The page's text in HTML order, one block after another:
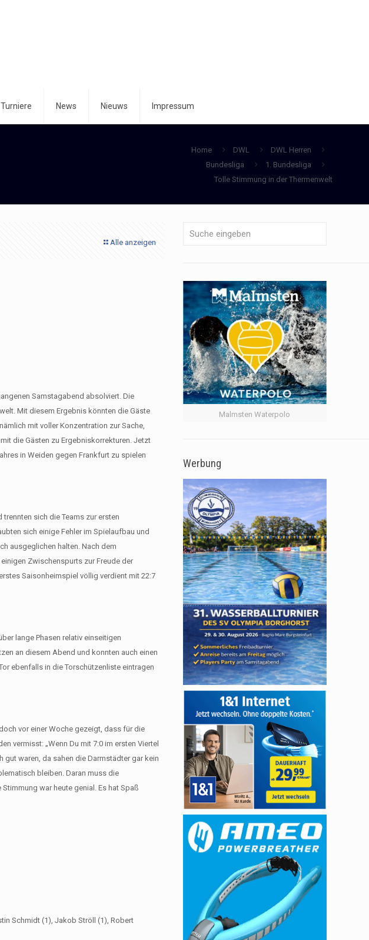
Turniere News Nieuws Impressum
Home DWL
DWL Herren
Bundesliga
1. Bundesliga
Tolle Stimmung in der Thermenwelt
Alle anzeigen
Samstagabend absolviert. Die
Mit diesem Ergebnis könnten die Gäste
mit voller Konzentration zur Sache,
die Gästen zu Ergebniskorrekturen. Jetzt
in Weiden gegen Frankfurt zu spielen
sich die Teams zur ersten
sich einige Fehler im Spielaufbau und
ausgeglichen halten. Nach dem
Zwischenspurts zur Freude der
Saisonheimspiel völlig verdient mit 22:7
lange Phasen relativ einseitigen
an diesem Abend und konnten auch einen
ebenfalls in die Torschützenliste eintragen
vor einer Woche gezeigt, dass für die
vermisst: „Wenn Du mit 7:0 im ersten Viertel
gut waren, da sahen die Darmstädter gar kein
bleiben. Daran muss die
war heute genial. Es hat Spaß
Schmidt (1), Jakob Ströll (1), Robert
Malmsten Waterpolo
Werbung